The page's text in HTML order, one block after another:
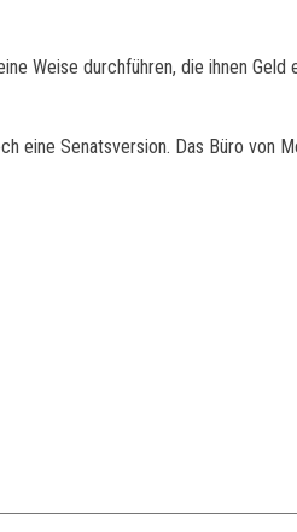
Weise durchführen, die ihnen Geld
eine Senatsversion. Das Büro von